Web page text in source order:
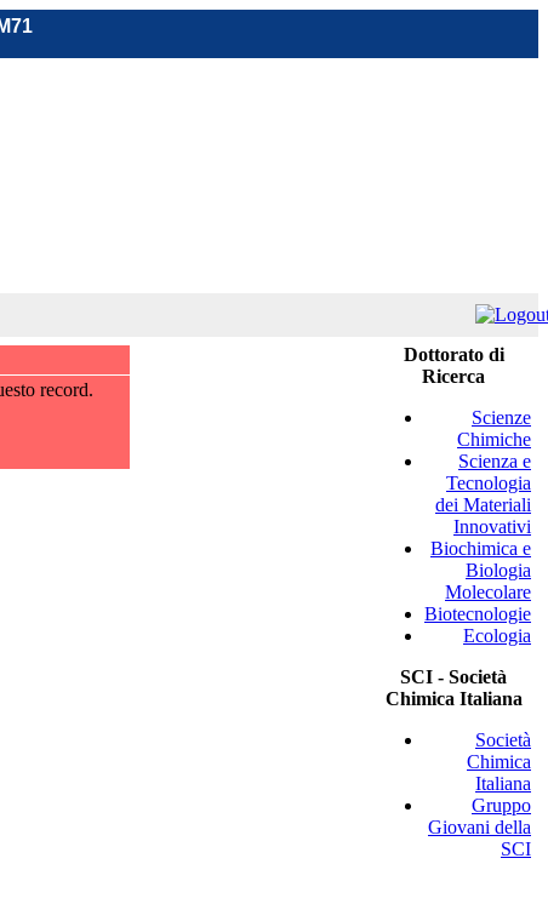
record.
Dottorato di
Ricerca
Scienze
Chimiche
Scienza e
Tecnologia
dei Materiali
Innovativi
Biochimica e
Biologia
Molecolare
Biotecnologie
Ecologia
SCI - Società
Chimica Italiana
Società
Chimica
Italiana
Gruppo
Giovani della
SCI